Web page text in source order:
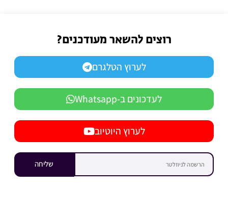
רוצים להשאר מעודכנים?
לערוץ הטלגרם
לעדכונים ב-Whatsapp
לערוץ היוטיוב
שליחה